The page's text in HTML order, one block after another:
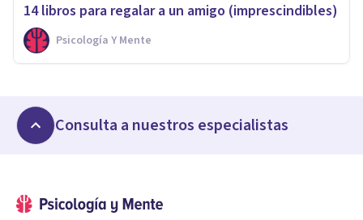
14 libros para regalar a un amigo (imprescindibles)
Psicología Y Mente
Consulta a nuestros especialistas